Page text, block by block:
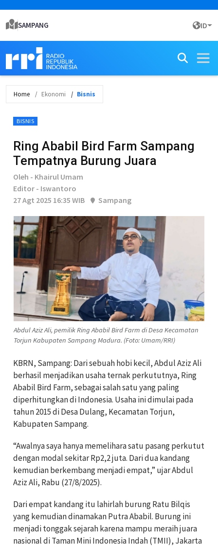
SAMPANG ID
Home Ekonomi Bisnis
BISNIS
Ring Ababil Bird Farm Sampang
Tempatnya Burung Juara
Oleh - Khairul Umam
Editor - Iswantoro
27 Agt 2025 16:35 WIB
Sampang
Abdul Aziz Ali, pemilik Ring Ababil Bird Farm di Desa Kecamatan
Torjun Kabupaten Sampang Madura. (Foto: Umam/RRI)
KBRN, Sampang: Dari sebuah hobi kecil, Abdul Aziz Ali
berhasil menjadikan usaha ternak perkututnya, Ring
Ababil Bird Farm, sebagai salah satu yang paling
diperhitungkan di Indonesia. Usaha ini dimulai pada
tahun 2015 di Desa Dulang, Kecamatan Torjun,
Kabupaten Sampang.
“Awalnya saya hanya memelihara satu pasang perkutut
dengan modal sekitar Rp2,2 juta. Dari dua kandang
kemudian berkembang menjadi empat,” ujar Abdul
Aziz Ali, Rabu (27/8/2025).
Dari empat kandang itu lahirlah burung Ratu Bilqis
yang kemudian dinamakan Putra Ababil. Burung ini
menjadi tonggak sejarah karena mampu meraih juara
nasional di Taman Mini Indonesia Indah (TMII), Jakarta